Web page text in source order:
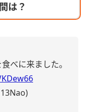
は？
べに来ました。